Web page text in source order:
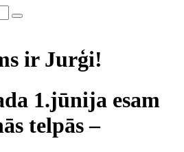
ir Jurģi!
1.jūnija esam
telpās –